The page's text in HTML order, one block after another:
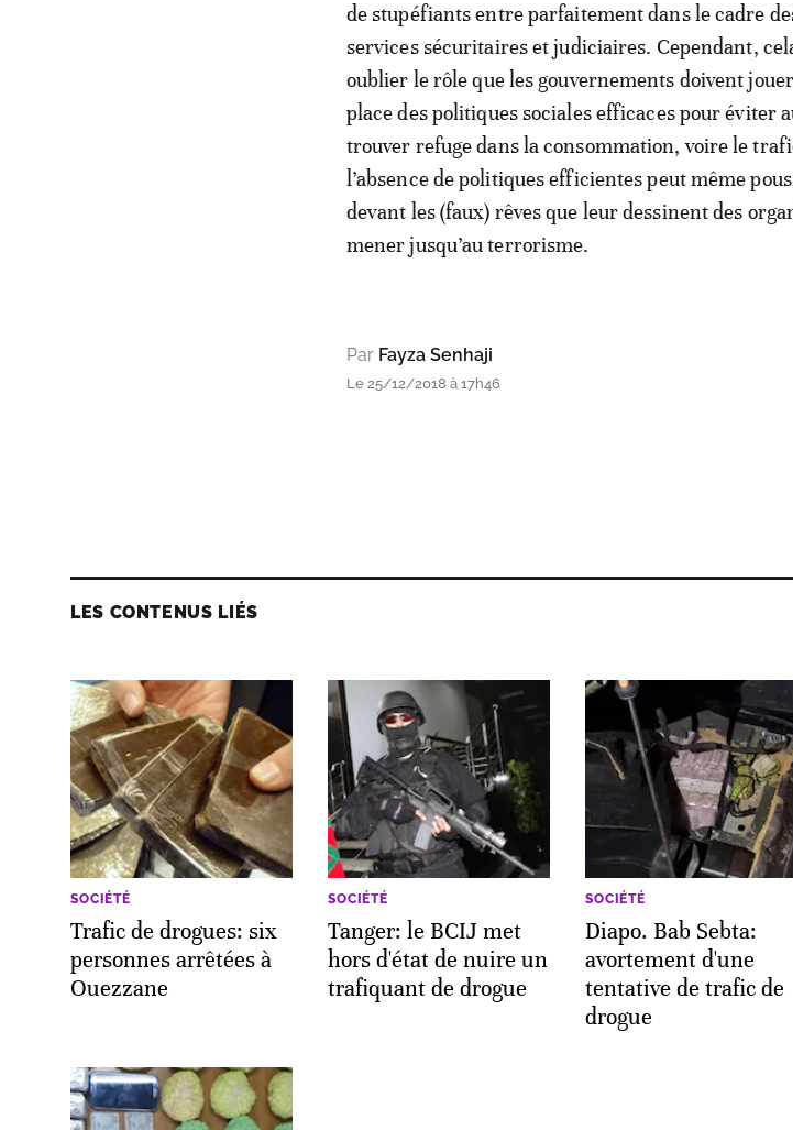
de stupéfiants entre parfaitement dans le cadre
services sécuritaires et judiciaires. Cependant,
oublier le rôle que les gouvernements doivent
place des politiques sociales efficaces pour éviter
trouver refuge dans la consommation, voire le
l’absence de politiques efficientes peut même
devant les (faux) rêves que leur dessinent des
mener jusqu’au terrorisme.
Par Fayza Senhaji
Le 25/12/2018 à 17h46
LES CONTENUS LIÉS
SOCIÉTÉ
Trafic de drogues: six
personnes arrêtées à
Ouezzane
SOCIÉTÉ
Tanger: le BCIJ met
hors d'état de nuire un
trafiquant de drogue
SOCIÉTÉ
Diapo. Bab Sebta:
avortement d'une
tentative de trafic de
drogue